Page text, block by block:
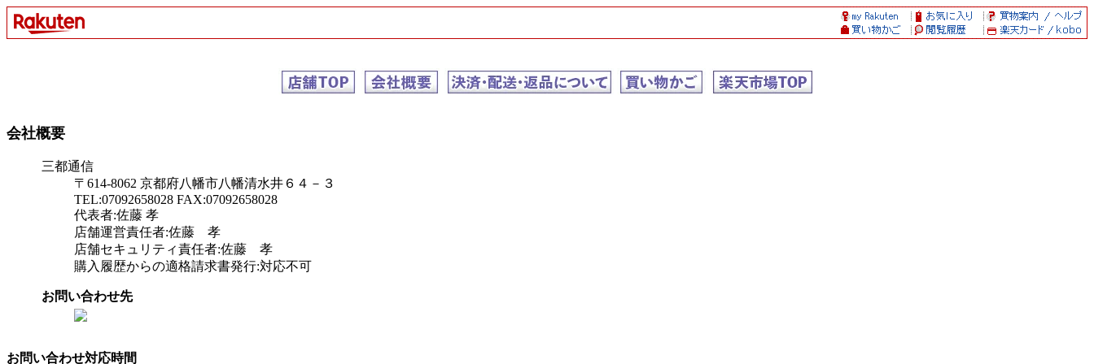
会社概要
三都通信
〒614-8062 京都府八幡市八幡清水井６４－３
TEL:07092658028 FAX:07092658028
代表者:佐藤 孝
店舗運営責任者:佐藤 孝
店舗セキュリティ責任者:佐藤 孝
購入履歴からの適格請求書発行:対応不可
お問い合わせ先
お問い合わせ対応時間